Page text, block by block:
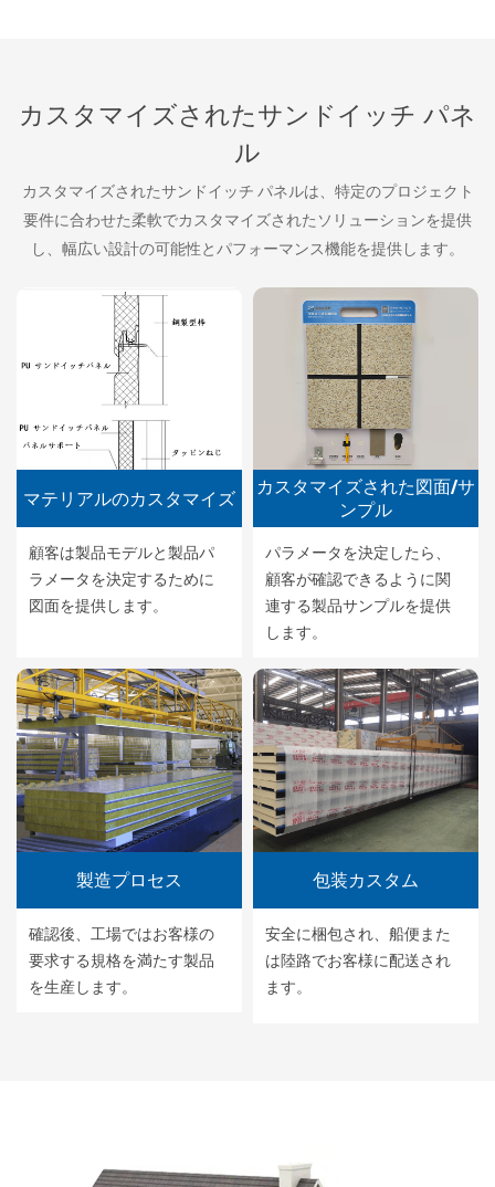
カスタマイズされたサンドイッチ パネ
ル
カスタマイズされたサンドイッチ パネルは、特定のプロジェクト
要件に合わせた柔軟でカスタマイズされたソリューションを提供
し、幅広い設計の可能性とパフォーマンス機能を提供します。
マテリアルのカスタマイズ
顧客は製品モデルと製品パ
ラメータを決定するために
図面を提供します。
カスタマイズされた図面/サ
ンプル
パラメータを決定したら、
顧客が確認できるように関
連する製品サンプルを提供
します。
製造プロセス
確認後、工場ではお客様の
要求する規格を満たす製品
を生産します。
包装カスタム
安全に梱包され、船便また
は陸路でお客様に配送され
ます。